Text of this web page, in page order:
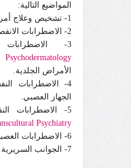
المواضيع التالية:
1- تشخيص وعلاج أمراض الصرع.
2- الاضطرابات الانفصالية.
3- الاضطرابات النفسية الجلدية
Psychodermatology
الأمراض الجلدية.
4- الاضطرابات
الجهاز العصبي.
5- الاضطرابات النفسية عبر الحضارات
Psychiatry
6- الاضطرابات العصبية التطورية.
7- الجوانب السريرية للفصام والاكتئاب.